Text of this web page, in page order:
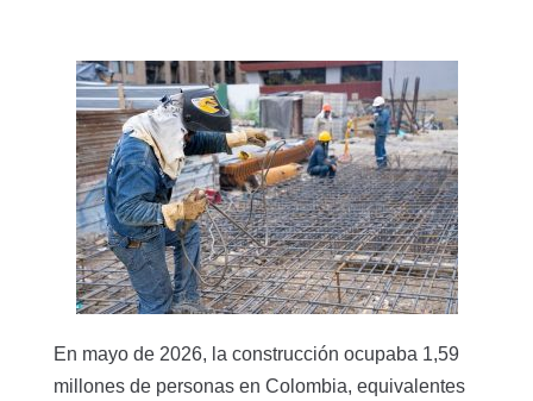
En mayo de 2026, la construcción ocupaba 1,59
millones de personas en Colombia, equivalentes